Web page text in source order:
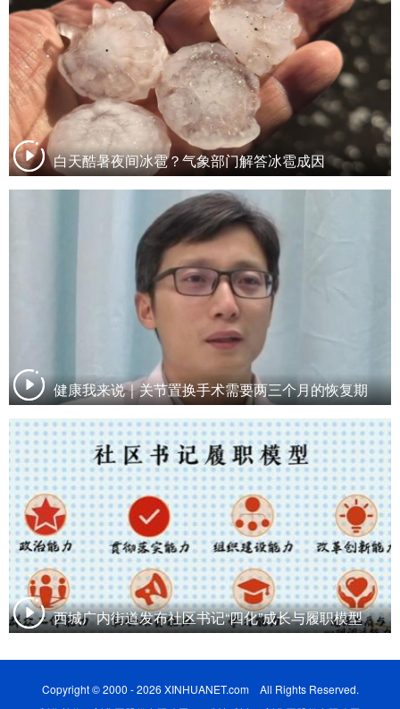
白天酷暑夜间冰雹？气象部门解答冰雹成因
健康我来说｜关节置换手术需要两三个月的恢复期
西城广内街道发布社区书记“四化”成长与履职模型
Copyright © 2000 - 2026 XINHUANET.com All Rights Reserved.